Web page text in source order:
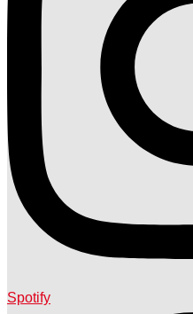
Spotify